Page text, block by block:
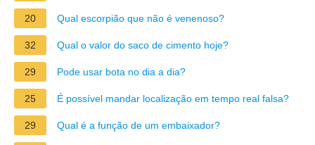
20 Qual escorpião que não é venenoso?
32 Qual o valor do saco de cimento hoje?
29 Pode usar bota no dia a dia?
25 É possível mandar localização em tempo real falsa?
29 Qual é a função de um embaixador?